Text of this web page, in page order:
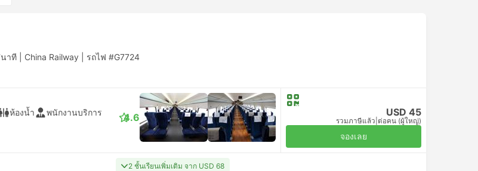
าที | China Railway รถไฟ #G7724
ห้องน้ำ พนักงานบริการ 4.6 USD 45
รวมภาษีแล้ว ต่อคน (ผู้ใหญ่)
จองเลย
2 ชั้นเรียนเพิ่มเติม จาก USD 68